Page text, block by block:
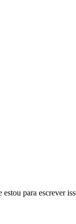
para escrever